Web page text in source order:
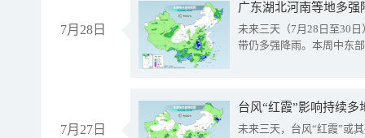
7月28日
广东湖北河南等地多
未来三天（7月28日至30
带仍多强降雨。本周中东
7月27日
台风“红霞”影响持续
未来三天，台风“红霞”或